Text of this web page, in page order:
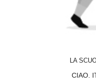
LA
CIAO.